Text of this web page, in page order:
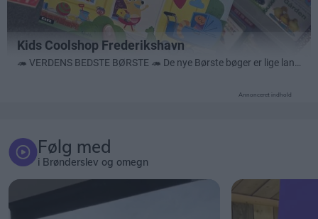
Annonceret indhold
Følg med
i Brønderslev og omegn